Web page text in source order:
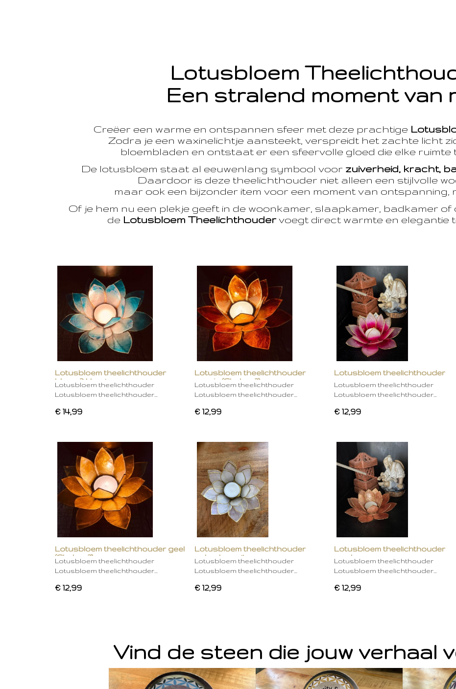
Lotusbloem
Een stralend moment van
Creëer een warme en ontspannen sfeer met deze prachtige
Zodra je een waxinelichtje aansteekt, verspreidt het zachte licht
bloembladen en ontstaat er een sfeervolle gloed die elke ruimte
De lotusbloem staat al eeuwenlang symbool voor zuiverheid, kracht,
Daardoor is deze theelichthouder niet alleen een stijlvolle
maar ook een bijzonder item voor een moment van ontspanning,
Of je hem nu een plekje geeft in de woonkamer, slaapkamer, badkamer of
de Lotusbloem Theelichthouder voegt direct warmte en elegantie
Lotusbloem theelichthouder
blauw 2 kleurig
Lotusbloem theelichthouder
Lotusbloem theelichthouder…
€ 14,99
Lotusbloem theelichthouder
oranje (Chakra 2)
Lotusbloem theelichthouder
Lotusbloem theelichthouder…
€ 12,99
Lotusbloem theelichthouder
rose
Lotusbloem theelichthouder
Lotusbloem theelichthouder…
€ 12,99
Lotusbloem theelichthouder geel
(Chakra 3)
Lotusbloem theelichthouder
Lotusbloem theelichthouder…
€ 12,99
Lotusbloem theelichthouder
gebroken wit
Lotusbloem theelichthouder
Lotusbloem theelichthouder…
€ 12,99
Lotusbloem theelichthouder
mocha
Lotusbloem theelichthouder
Lotusbloem theelichthouder…
€ 12,99
Vind de steen die jouw verhaal